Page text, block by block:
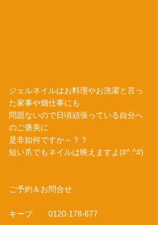
ジェルネイルはお料理やお洗濯と言っ
た家事や畑仕事にも
問題ないので日頃頑張っている自分へ
のご褒美に
是非如何ですか～？？
短い爪でもネイルは映えますよ(#^.^#)
ご予約＆お問合せ
キープ　　0120-178-677